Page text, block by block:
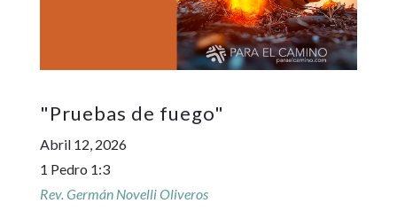
"Pruebas de fuego"
Abril 12, 2026
1 Pedro 1:3
Rev. Germán Novelli Oliveros